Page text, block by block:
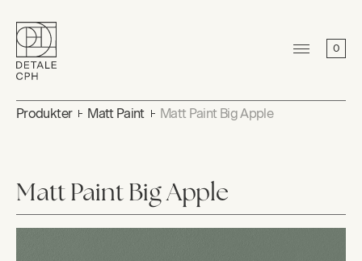
0
Produkter Matt Paint Matt Paint Big Apple
Matt Paint Big Apple